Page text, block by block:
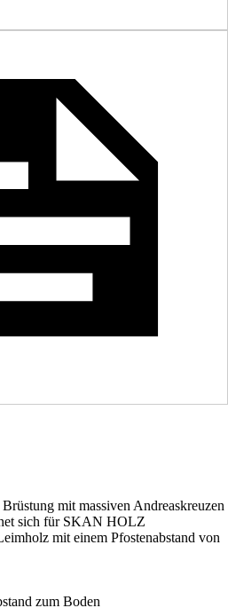
mit massiven Andreaskreuzen
sich für SKAN HOLZ
mit einem Pfostenabstand von
zum Boden